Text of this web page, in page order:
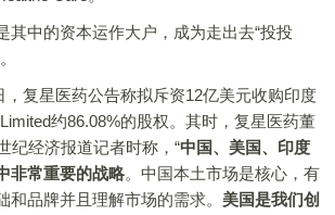
中的资本运作大户，成为走出去“投投
复星医药公告称拟斥资12亿美元收购印度
约86.08%的股权。其时，复星医药董
纪经济报道记者时称，“中国、美国、印度
非常重要的战略。中国本土市场是核心，有
和品牌并且理解市场的需求。 美国是我们创